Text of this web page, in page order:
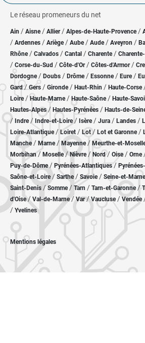
Le réseau promeneurs du net
Ain / Aisne/ Allier/ Alpes-de-Haute-Provence /
/ Ardennes / Ariège/ Aube/ Aude / Aveyron /
Rhône/ Calvados / Cantal / Charente /
/ Corse-du-Sud / Côte-d'Or / Côtes-d'Armor/
Dordogne/ Doubs / Drôme/ Essonne / Eure/
Gard/Gers / Gironde/ Haut-Rhin / Haute-Corse
Loire/Haute-Marne/ Haute-Saône/ Haute-
Hautes-Alpes/ Hautes-Pyrénées / Hauts-de-
/ Indre/ Indre-et-Loire/ Isère/ Jura / Landes /
Loire-Atlantique/ Loiret / Lot/ Lot et Garonne/
Manche/ Marne/ Mayenne/ Meurthe-et-
Morbihan/ Moselle/ Nièvre / Nord/ Oise / Orne
Puy-de-Dôme/ Pyrénées-Atlantiques /
Saône-et-Loire/ Sarthe/ Savoie/ Seine-et-Marne
Saint-Denis /Somme/ Tarn / Tarn-et-Garonne/
d'Oise/ Val-de-Marne/Var/Vaucluse/ Vendée
/ Yvelines
Mentions légales